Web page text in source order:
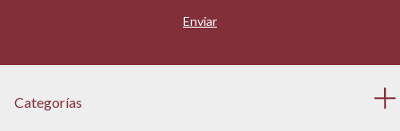
Categorías